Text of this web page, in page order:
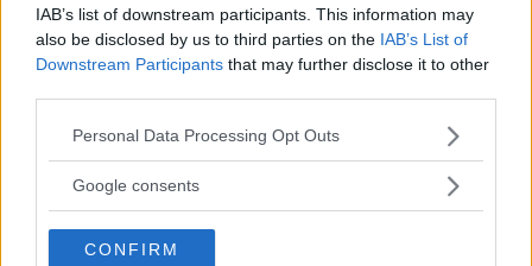
IAB’s list of downstream participants. This information may
also be disclosed by us to third parties on the IAB’s List of
Downstream Participants that may further disclose it to other
Please note that this website/app uses one or more Google
not limited to your visit or usage behaviour. You may click to
use your data for below specified purposes in below Google
consent section.
Personal Data Processing Opt Outs
Google consents
CONFIRM